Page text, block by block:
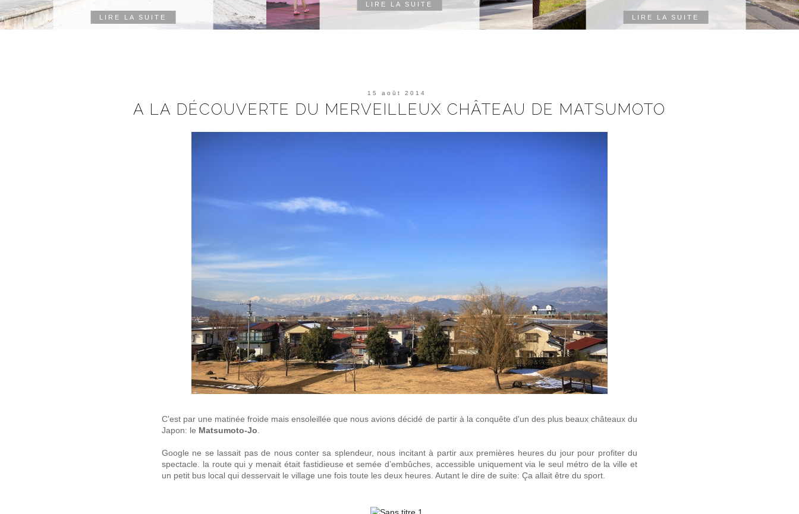
LIRE LA SUITE
LIRE LA SUITE
LIRE LA SUITE
15 août 2014
A LA DÉCOUVERTE DU MERVEILLEUX CHÂTEAU DE MATSUMOTO
C'est par une matinée froide mais ensoleillée que nous avions décidé de partir à la conquête d'un des plus beaux châteaux du
Japon: le Matsumoto-Jo.
Google ne se lassait pas de nous conter sa splendeur, nous incitant à partir aux premières heures du jour pour profiter du
spectacle. la route qui y menait était fastidieuse et semée d’embûches, accessible uniquement via le seul métro de la ville et
un petit bus local qui desservait le village une fois toute les deux heures. Autant le dire de suite: Ça allait être du sport.